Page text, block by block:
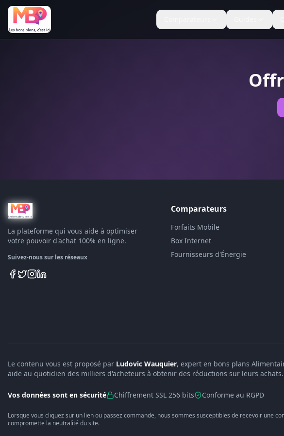
La plateforme qui vous aide à optimiser
votre pouvoir d'achat 100% en ligne.
Suivez-nous sur les réseaux
Comparateurs
Forfaits Mobile
Box Internet
Fournisseurs d'Énergie
Le contenu vous est proposé par Ludovic Wauquier, expert en bons plans
aide au quotidien des milliers d'acheteurs à obtenir des réductions sur leurs achats.
Vos données sont en sécurité Chiffrement SSL 256 bits Conforme au RGPD
Lorsque vous cliquez sur un lien ou passez commande, nous sommes susceptibles de recevoir une
compromette la neutralité du site.